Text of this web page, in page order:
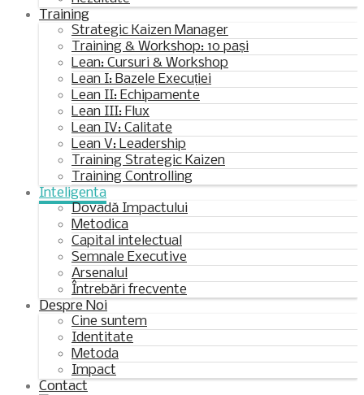
Training
Strategic Kaizen Manager
Training & Workshop: 10 pași
Lean: Cursuri & Workshop
Lean I: Bazele Execuției
Lean II: Echipamente
Lean III: Flux
Lean IV: Calitate
Lean V: Leadership
Training Strategic Kaizen
Training Controlling
Inteligenta
Dovadă Impactului
Metodica
Capital intelectual
Semnale Executive
Arsenalul
Întrebări frecvente
Despre Noi
Cine suntem
Identitate
Metoda
Impact
Contact